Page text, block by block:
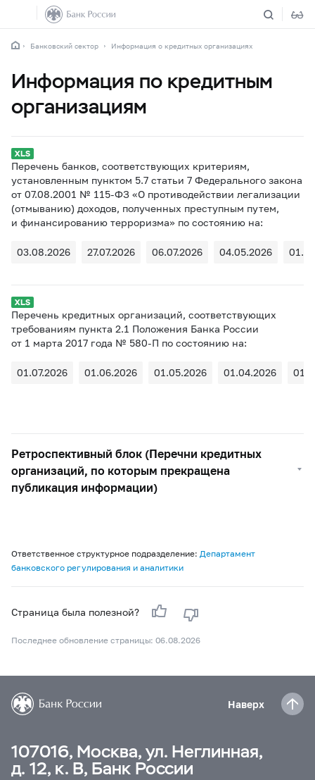
Банковский сектор Информация о кредитных организациях
Информация по кредитным
организациям
Перечень банков, соответствующих критериям,
установленным пунктом 5.7 статьи 7 Федерального закона
от 07.08.2001 № 115-ФЗ «О противодействии легализации
(отмыванию) доходов, полученных преступным путем,
и финансированию терроризма» по состоянию на:
03.08.2026 27.07.2026 06.07.2026 04.05.2026
Перечень кредитных организаций, соответствующих
требованиям пункта 2.1 Положения Банка России
от 1 марта 2017 года № 580-П по состоянию на:
01.07.2026 01.06.2026 01.05.2026 01.04.2026
Ретроспективный блок (Перечни кредитных
организаций, по которым прекращена
публикация информации)
Ответственное структурное подразделение: Департамент
банковского регулирования и аналитики
Страница была полезной?
Последнее обновление страницы: 06.08.2026
Наверх
107016, Москва, ул. Неглинная,
д. 12, к. В, Банк России